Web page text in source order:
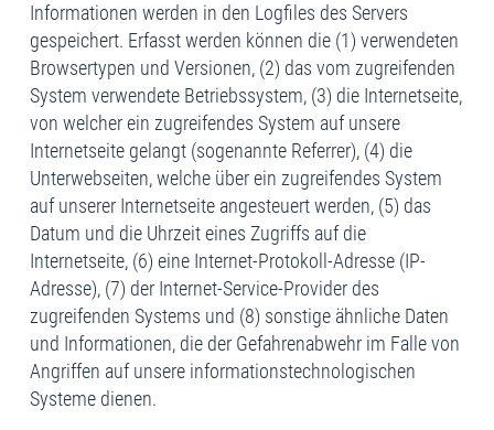
Informationen werden in den Logfiles des Servers
gespeichert. Erfasst werden können die (1) verwendeten
Browsertypen und Versionen, (2) das vom zugreifenden
System verwendete Betriebssystem, (3) die Internetseite,
von welcher ein zugreifendes System auf unsere
Internetseite gelangt (sogenannte Referrer), (4) die
Unterwebseiten, welche über ein zugreifendes System
auf unserer Internetseite angesteuert werden, (5) das
Datum und die Uhrzeit eines Zugriffs auf die
Internetseite, (6) eine Internet-Protokoll-Adresse (IP-
Adresse), (7) der Internet-Service-Provider des
zugreifenden Systems und (8) sonstige ähnliche Daten
und Informationen, die der Gefahrenabwehr im Falle von
Angriffen auf unsere informationstechnologischen
Systeme dienen.